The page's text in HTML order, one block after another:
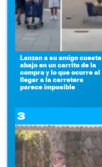
Lanzan a su amigo cuesta
abajo en un carrito de la
compra y lo que ocurre al
llegar a la carretera
parece imposible
3